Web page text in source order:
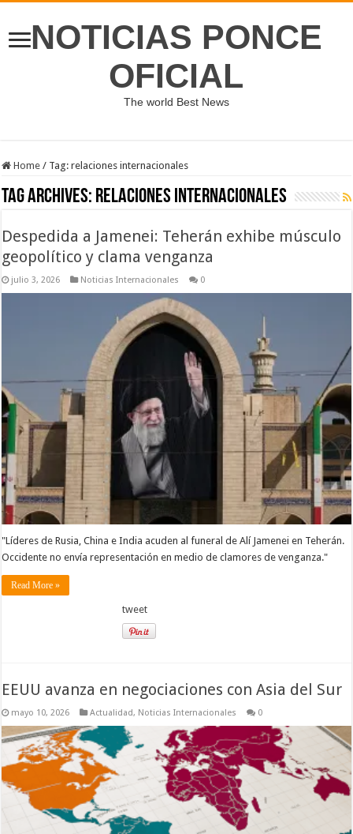
NOTICIAS PONCE
OFICIAL
The world Best News
Home / Tag:relaciones internacionales
Tag Archives: relaciones internacionales
Despedida a Jamenei: Teherán exhibe músculo
geopolítico y clama venganza
julio 3, 2026 Noticias Internacionales 0
"Líderes de Rusia, China e India acuden al funeral de Alí Jamenei en Teherán.
Occidente no envía representación en medio de clamores de venganza."
Read More »
tweet
EEUU avanza en negociaciones con Asia del Sur
mayo 10, 2026 Actualidad, Noticias Internacionales 0